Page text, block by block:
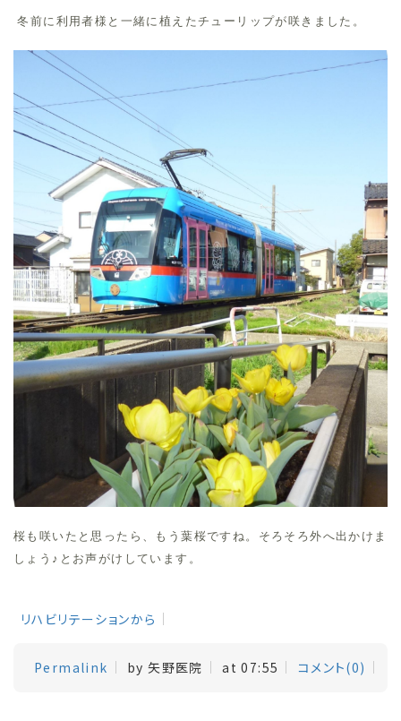
冬前に利用者様と一緒に植えたチューリップが咲きました。
桜も咲いたと思ったら、もう葉桜ですね。そろそろ外へ出かけま
しょう♪とお声がけしています。
リハビリテーションから
Permalink by 矢野医院 at 07:55 コメント(0)